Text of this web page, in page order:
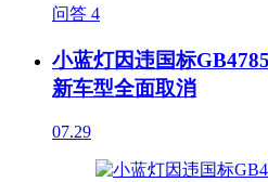
问答 4
小蓝灯因违国标
新车型全面取消
07.29